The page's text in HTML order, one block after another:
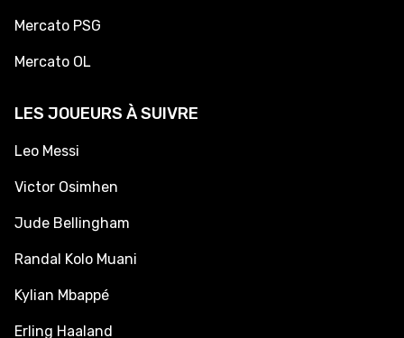
Mercato PSG
Mercato OL
LES JOUEURS À SUIVRE
Leo Messi
Victor Osimhen
Jude Bellingham
Randal Kolo Muani
Kylian Mbappé
Erling Haaland